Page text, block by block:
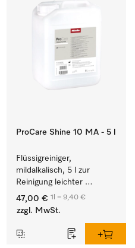
ProCare Shine 10 MA - 5 l
Flüssigreiniger,
mildalkalisch, 5 l zur
Reinigung leichter
Anschmutzungen von
Geschirr, Besteck und
47,00 € 1l = 9,40 €
zzgl. MwSt.